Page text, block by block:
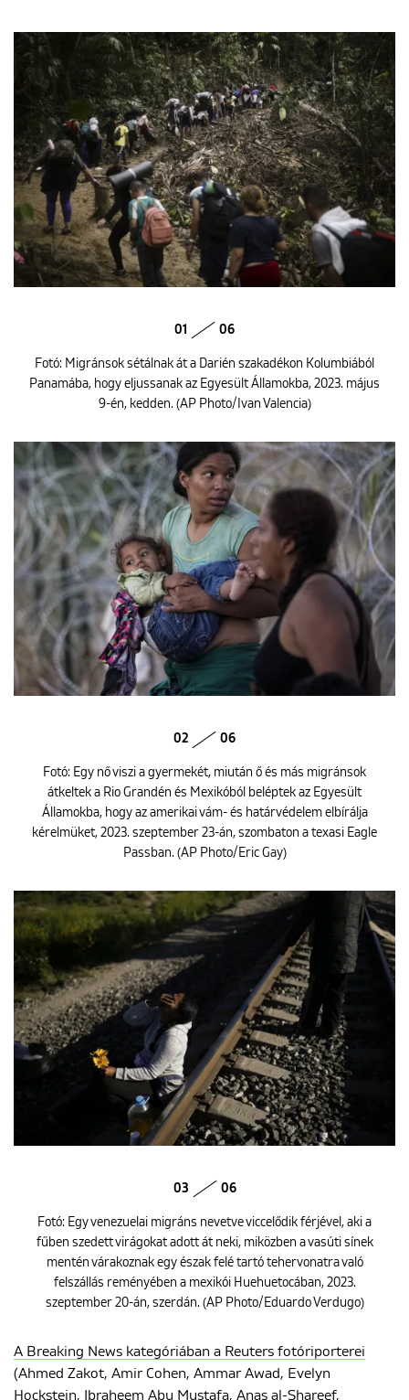
01 06
Fotó: Migránsok sétálnak át a Darién szakadékon Kolumbiából
Panamába, hogy eljussanak az Egyesült Államokba, 2023. május
9-én, kedden. (AP Photo/Ivan Valencia)
02 06
Fotó: Egy nő viszi a gyermekét, miután ő és más migránsok
átkeltek a Rio Grandén és Mexikóból beléptek az Egyesült
Államokba, hogy az amerikai vám- és határvédelem elbírálja
kérelmüket, 2023. szeptember 23-án, szombaton a texasi Eagle
Passban. (AP Photo/Eric Gay)
03 06
Fotó: Egy venezuelai migráns nevetve viccelődik férjével, aki a
fűben szedett virágokat adott át neki, miközben a vasúti sínek
mentén várakoznak egy észak felé tartó tehervonatra való
felszállás reményében a mexikói Huehuetocában, 2023.
szeptember 20-án, szerdán. (AP Photo/Eduardo Verdugo)
A Breaking News kategóriában a Reuters fotóriporterei
(Ahmed Zakot, Amir Cohen, Ammar Awad, Evelyn
Hockstein, Ibraheem Abu Mustafa, Anas al-Shareef,